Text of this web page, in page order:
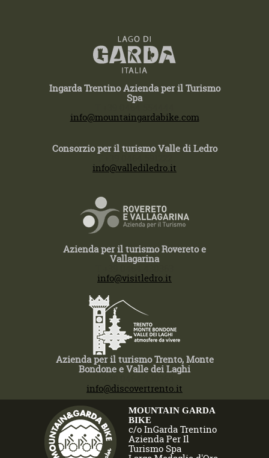
Ingarda Trentino Azienda per il Turismo
Spa
info@mountaingardabike.com
Consorzio per il turismo Valle di Ledro
info@vallediledro.it
Azienda per il turismo Rovereto e
Vallagarina
info@visitledro.it
Azienda per il turismo Trento, Monte
Bondone e Valle dei Laghi
info@discovertrento.it
MOUNTAIN GARDA
BIKE
c/o InGarda Trentino
Azienda Per Il
Turismo Spa